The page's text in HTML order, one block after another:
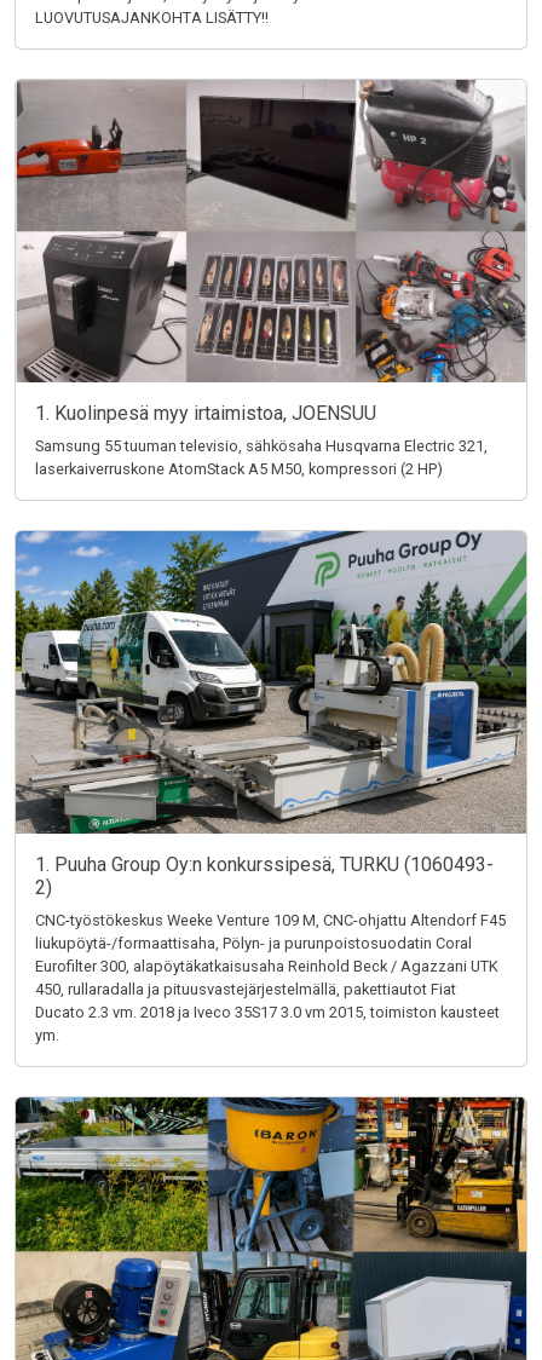
LUOVUTUSAJANKOHTA LISÄTTY!!
1. Kuolinpesä myy irtaimistoa, JOENSUU
Samsung 55 tuuman televisio, sähkösaha Husqvarna Electric 321,
laserkaiverruskone AtomStack A5 M50, kompressori (2 HP)
1. Puuha Group Oy:n konkurssipesä, TURKU (1060493-
2)
CNC-työstökeskus Weeke Venture 109 M, CNC-ohjattu Altendorf F45
liukupöytä-/formaattisaha, Pölyn- ja purunpoistosuodatin Coral
Eurofilter 300, alapöytäkatkaisusaha Reinhold Beck / Agazzani UTK
450, rullaradalla ja pituusvastejärjestelmällä, pakettiautot Fiat
Ducato 2.3 vm. 2018 ja Iveco 35S17 3.0 vm 2015, toimiston kausteet
ym.